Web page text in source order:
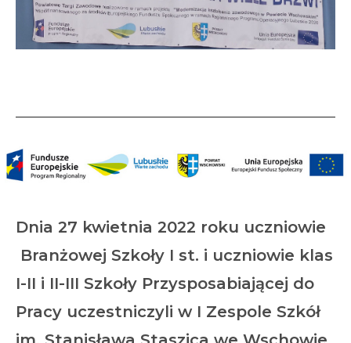
Dnia 27 kwietnia 2022 roku uczniowie
Branżowej Szkoły I st. i uczniowie klas
I-II i II-III Szkoły Przysposabiającej do
Pracy uczestniczyli w I Zespole Szkół